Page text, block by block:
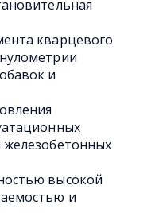
кварцевого
и
железобетонных
высокой
и